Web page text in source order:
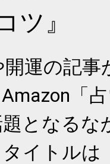
ツ』
開運の記
「
となるな
イトルは